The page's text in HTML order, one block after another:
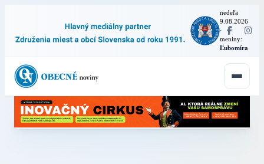
nedeľa
9.08.2026
·
meniny:
Ľubomíra